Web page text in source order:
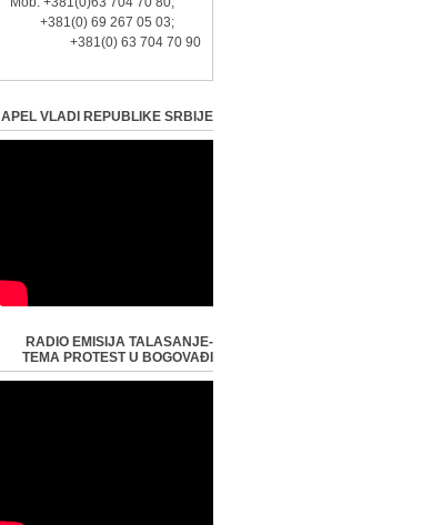
+381(0) 69 267 05 03;
+381(0) 63 704 70 90
APEL VLADI REPUBLIKE SRBIJE
RADIO EMISIJA TALASANJE-
TEMA PROTEST U BOGOVAĐI